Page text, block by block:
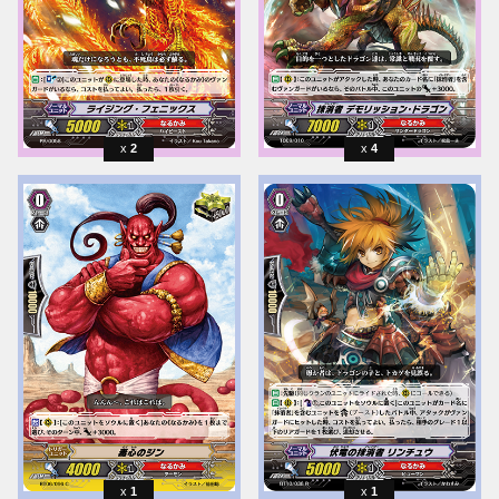
2 4
1 1